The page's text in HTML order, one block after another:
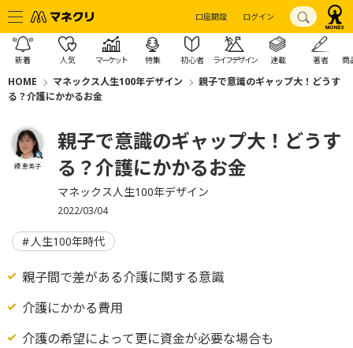
口座開設 ログイン
新着 人気 マーケット 特集 初心者 ライフデザイン 連載 著者 商
HOME マネックス人生100年デザイン
親子で意識のギャップ大！どうす
る？介護にかかるお金
續 恵美子
親子で意識のギャップ大！どうす
る？介護にかかるお金
マネックス人生100年デザイン
2022/03/04
人生100年時代
親子間で差がある介護に関する意識
介護にかかる費用
介護の希望によって更に資金が必要な場合も